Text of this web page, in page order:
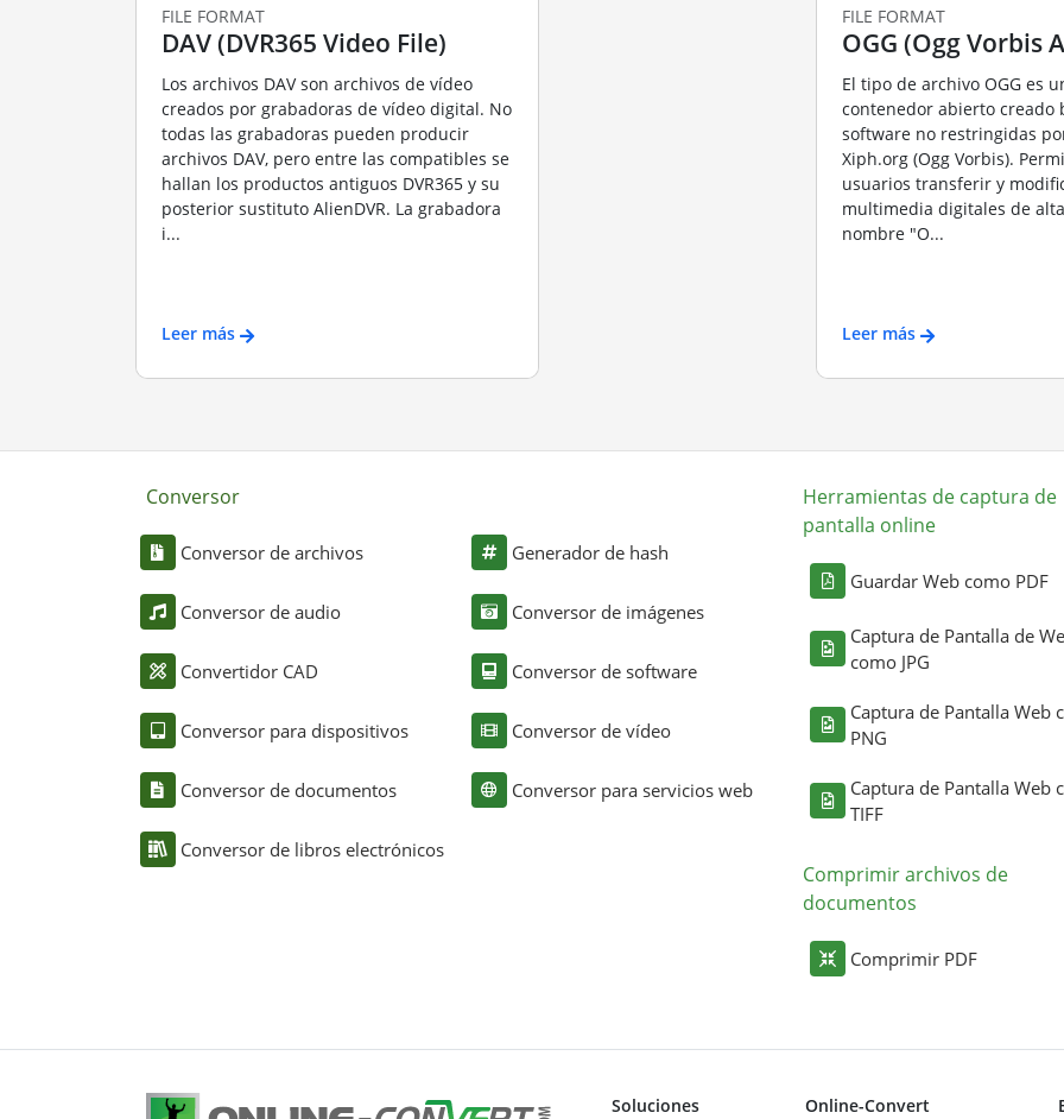
FILE FORMAT
DAV (DVR365 Video File)
Los archivos DAV son archivos de vídeo
creados por grabadoras de vídeo digital. No
todas las grabadoras pueden producir
archivos DAV, pero entre las compatibles se
hallan los productos antiguos DVR365 y su
posterior sustituto AlienDVR. La grabadora
i...
Leer más
FILE FORMAT
OGG (Ogg Vorbis
El tipo de archivo OGG es
contenedor abierto creado
software no restringidas
Xiph.org (Ogg Vorbis).
usuarios transferir y
multimedia digitales de
nombre "O...
Leer más
Conversor
Conversor de archivos
Conversor de audio
Convertidor CAD
Conversor para dispositivos
Conversor de documentos
Conversor de libros electrónicos
Generador de hash
Conversor de imágenes
Conversor de software
Conversor de vídeo
Conversor para servicios web
Herramientas de captura de
pantalla online
Guardar Web como PDF
Captura de Pantalla de
como JPG
Captura de Pantalla Web
PNG
Captura de Pantalla Web
TIFF
Comprimir archivos de
documentos
Comprimir PDF
Soluciones Online-Convert